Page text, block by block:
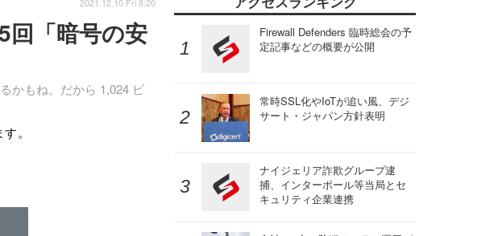
回「暗号の安
かもね。だから 1,024 ビ
。
Firewall Defenders 臨時総会の予
定記事などの概要が公開
常時SSL化やIoTが追い風、デジ
サート・ジャパン方針表明
ナイジェリア詐欺グループ逮
捕、インターポール等当局とセ
キュリティ企業連携